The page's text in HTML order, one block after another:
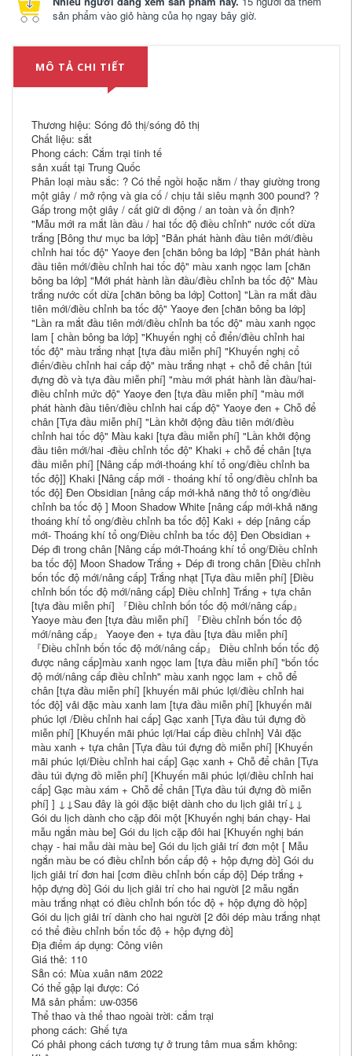
sản phẩm vào giỏ hàng của họ ngay bây giờ.
MÔ TẢ CHI TIẾT
Thương hiệu: Sóng đô thị/sóng đô thị
Chất liệu: sắt
Phong cách: Cắm trại tinh tế
sản xuất tại Trung Quốc
Phân loại màu sắc: ? Có thể ngồi hoặc nằm / thay giường trong
một giây / mở rộng và gia cố / chịu tải siêu mạnh 300 pound? ?
Gấp trong một giây / cất giữ di động / an toàn và ổn định?
"Mẫu mới ra mắt lần đầu / hai tốc độ điều chỉnh" nước cốt dừa
trắng [Bông thư mục ba lớp] "Bản phát hành đầu tiên mới/điều
chỉnh hai tốc độ" Yaoye đen [chăn bông ba lớp] "Bản phát hành
đầu tiên mới/điều chỉnh hai tốc độ" màu xanh ngọc lam [chăn
bông ba lớp] "Mới phát hành lần đầu/điều chỉnh ba tốc độ" Màu
trắng nước cốt dừa [chăn bông ba lớp] Cotton] "Lần ra mắt đầu
tiên mới/điều chỉnh ba tốc độ" Yaoye đen [chăn bông ba lớp]
"Lần ra mắt đầu tiên mới/điều chỉnh ba tốc độ" màu xanh ngọc
lam [ chần bông ba lớp] "Khuyến nghị cổ điển/điều chỉnh hai
tốc độ" màu trắng nhạt [tựa đầu miễn phí] "Khuyến nghị cổ
điển/điều chỉnh hai cấp độ" màu trắng nhạt + chỗ để chân [túi
đựng đồ và tựa đầu miễn phí] "màu mới phát hành lần đầu/hai-
điều chỉnh mức độ" Yaoye đen [tựa đầu miễn phí] "màu mới
phát hành đầu tiên/điều chỉnh hai cấp độ" Yaoye đen + Chỗ để
chân [Tựa đầu miễn phí] "Lần khởi động đầu tiên mới/điều
chỉnh hai tốc độ" Màu kaki [tựa đầu miễn phí] "Lần khởi động
đầu tiên mới/hai -điều chỉnh tốc độ" Khaki + chỗ để chân [tựa
đầu miễn phí] [Nâng cấp mới-thoáng khí tổ ong/điều chỉnh ba
tốc độ]] Khaki [Nâng cấp mới - thoáng khí tổ ong/điều chỉnh ba
tốc độ] Đen Obsidian [nâng cấp mới-khả năng thở tổ ong/điều
chỉnh ba tốc độ ] Moon Shadow White [nâng cấp mới-khả năng
thoáng khí tổ ong/điều chỉnh ba tốc độ] Kaki + dép [nâng cấp
mới- Thoáng khí tổ ong/Điều chỉnh ba tốc độ] Đen Obsidian +
Dép đi trong chân [Nâng cấp mới-Thoáng khí tổ ong/Điều chỉnh
ba tốc độ] Moon Shadow Trắng + Dép đi trong chân [Điều chỉnh
bốn tốc độ mới/nâng cấp] Trắng nhạt [Tựa đầu miễn phí] [Điều
chỉnh bốn tốc độ mới/nâng cấp] Điều chỉnh] Trắng + tựa chân
[tựa đầu miễn phí] 『Điều chỉnh bốn tốc độ mới/nâng cấp』
Yaoye màu đen [tựa đầu miễn phí] 『Điều chỉnh bốn tốc độ
mới/nâng cấp』 Yaoye đen + tựa đầu [tựa đầu miễn phí]
『Điều chỉnh bốn tốc độ mới/nâng cấp』 Điều chỉnh bốn tốc độ
được nâng cấp]màu xanh ngọc lam [tựa đầu miễn phí] "bốn tốc
độ mới/nâng cấp điều chỉnh" màu xanh ngọc lam + chỗ để
chân [tựa đầu miễn phí] [khuyến mãi phúc lợi/điều chỉnh hai
tốc độ] vải đặc màu xanh lam [tựa đầu miễn phí] [khuyến mãi
phúc lợi /Điều chỉnh hai cấp] Gạc xanh [Tựa đầu túi đựng đồ
miễn phí] [Khuyến mãi phúc lợi/Hai cấp điều chỉnh] Vải đặc
màu xanh + tựa chân [Tựa đầu túi đựng đồ miễn phí] [Khuyến
mãi phúc lợi/Điều chỉnh hai cấp] Gạc xanh + Chỗ để chân [Tựa
đầu túi đựng đồ miễn phí] [Khuyến mãi phúc lợi/điều chỉnh hai
cấp] Gạc màu xám + Chỗ để chân [Tựa đầu túi đựng đồ miễn
phí] ] ↓↓Sau đây là gói đặc biệt dành cho du lịch giải trí↓↓
Gói du lịch dành cho cặp đôi một [Khuyến nghị bán chạy- Hai
mẫu ngắn màu be] Gói du lịch cặp đôi hai [Khuyến nghị bán
chạy - hai mẫu dài màu be] Gói du lịch giải trí đơn một [ Mẫu
ngắn màu be có điều chỉnh bốn cấp độ + hộp đựng đồ] Gói du
lịch giải trí đơn hai [cơm điều chỉnh bốn cấp độ] Dép trắng +
hộp đựng đồ] Gói du lịch giải trí cho hai người [2 mẫu ngắn
màu trắng nhạt có điều chỉnh bốn tốc độ + hộp đựng đồ hộp]
Gói du lịch giải trí dành cho hai người [2 đôi dép màu trắng nhạt
có thể điều chỉnh bốn tốc độ + hộp đựng đồ]
Địa điểm áp dụng: Công viên
Giá thẻ: 110
Sẵn có: Mùa xuân năm 2022
Có thể gập lại được: Có
Mã sản phẩm: uw-0356
Thể thao và thể thao ngoài trời: cắm trại
phong cách: Ghế tựa
Có phải phong cách tương tự ở trung tâm mua sắm không: